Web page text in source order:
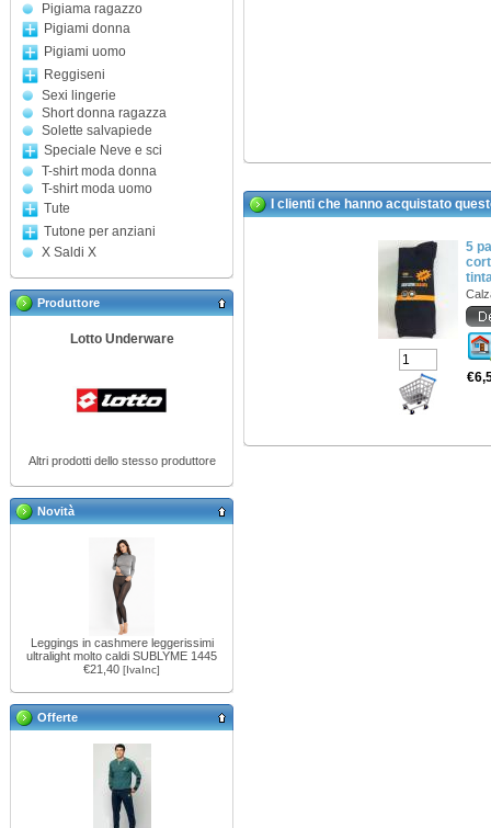
Pigiama ragazzo
Pigiami donna
Pigiami uomo
Reggiseni
Sexi lingerie
Short donna ragazza
Solette salvapiede
Speciale Neve e sci
T-shirt moda donna
T-shirt moda uomo
Tute
Tutone per anziani
X Saldi X
Produttore
Lotto Underware
Altri prodotti dello stesso produttore
Novità
Leggings in cashmere leggerissimi
ultralight molto caldi SUBLYME 1445
€21,40 [IvaInc]
Offerte
I clienti che hanno acquistato
5